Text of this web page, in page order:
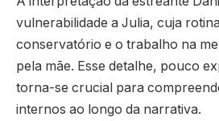
vulnerabilidade a Julia, cuja
conservatório e o trabalho na
pela mãe. Esse detalhe, pouco
torna-se crucial para
internos ao longo da narrativa.